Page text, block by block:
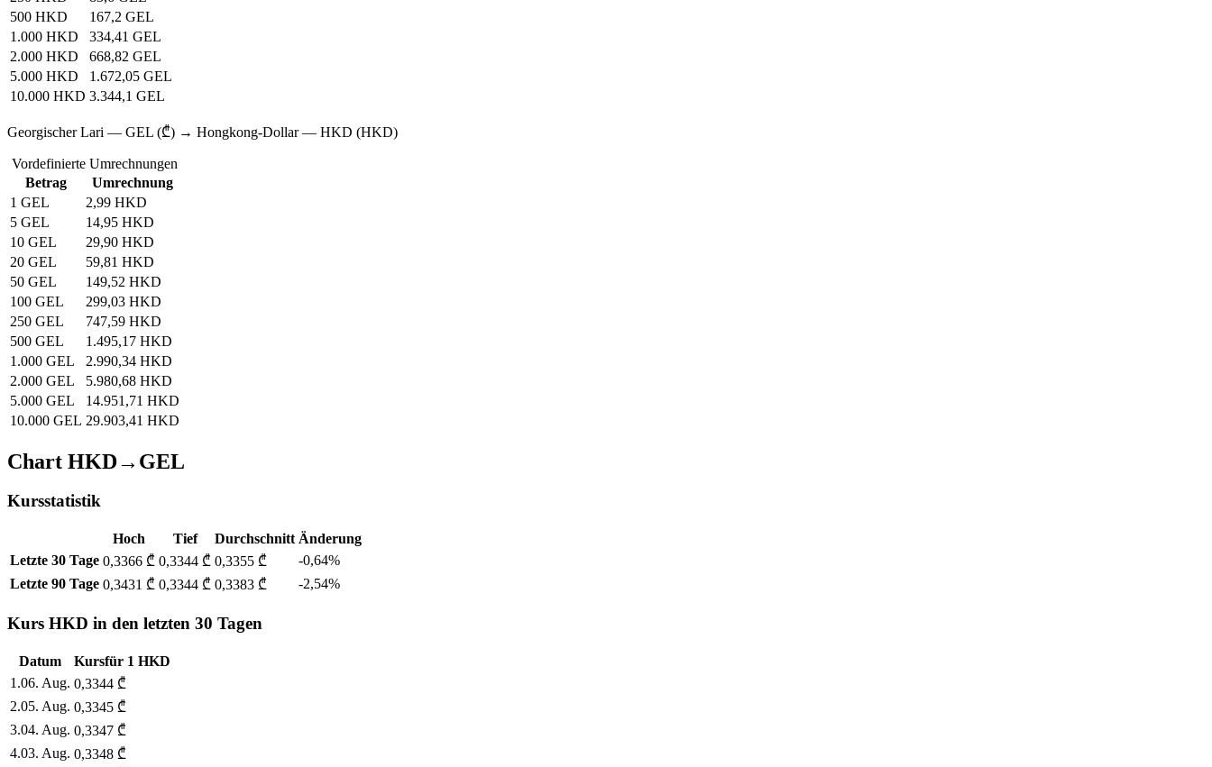
500 HKD
167,2 GEL
1.000 HKD
334,41 GEL
2.000 HKD
668,82 GEL
5.000 HKD
1.672,05 GEL
10.000 HKD 3.344,1 GEL
Georgischer Lari — GEL (₾) → Hongkong-Dollar — HKD (HKD)
Vordefinierte Umrechnungen
Betrag
Umrechnung
1 GEL
2,99 HKD
5 GEL
14,95 HKD
10 GEL
29,90 HKD
20 GEL
59,81 HKD
50 GEL
149,52 HKD
100 GEL
299,03 HKD
250 GEL
747,59 HKD
500 GEL
1.495,17 HKD
1.000 GEL
2.990,34 HKD
2.000 GEL
5.980,68 HKD
5.000 GEL
14.951,71 HKD
10.000 GEL 29.903,41 HKD
Chart HKD→GEL
Kursstatistik
Hoch Tief Durchschnitt Änderung
Letzte 30 Tage 0,3366 ₾ 0,3344 ₾ 0,3355 ₾
-0,64%
Letzte 90 Tage 0,3431 ₾ 0,3344 ₾ 0,3383 ₾ -2,54%
Kurs HKD in den letzten 30 Tagen
Datum Kursfür 1 HKD
1 .06. Aug. 0,3344 ₾
2.05. Aug. 0,3345 ₾
3.04. Aug. 0,3347 ₾
4.03. Aug. 0,3348 ₾